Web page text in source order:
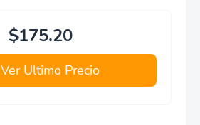
$175.20
Ver Ultimo Precio